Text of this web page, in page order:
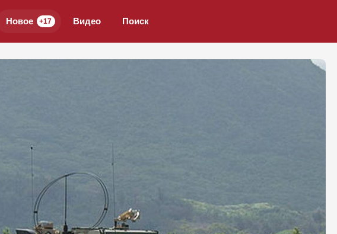
Новое +17 Видео Поиск